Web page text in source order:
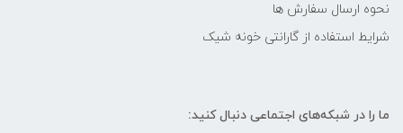
نحوه ارسال سفارش ها
شرایط استفاده از گارانتی خونه شیک
ما را در شبکه‌های اجتماعی دنبال کنید: